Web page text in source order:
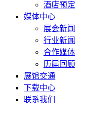
酒店预定
媒体中心
展会新闻
行业新闻
合作媒体
历届回顾
展馆交通
下载中心
联系我们